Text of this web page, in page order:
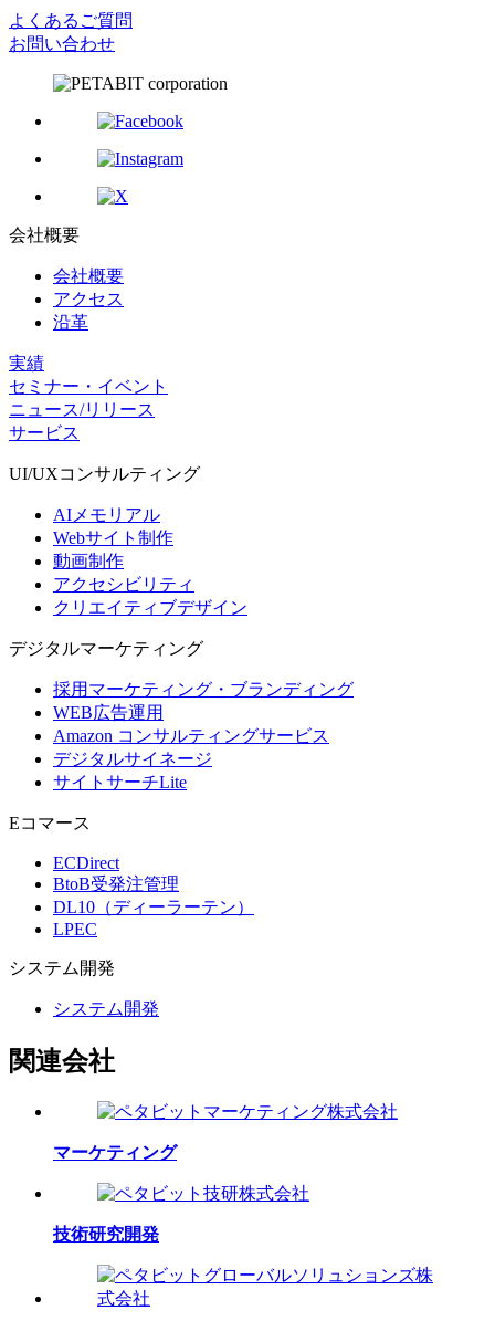
よくあるご質問
お問い合わせ
会社概要
会社概要
アクセス
沿革
実績
セミナー・イベント
ニュース/リリース
サービス
UI/UXコンサルティング
AIメモリアル
Webサイト制作
動画制作
アクセシビリティ
クリエイティブデザイン
デジタルマーケティング
採用マーケティング・ブランディング
WEB広告運用
Amazon コンサルティングサービス
デジタルサイネージ
サイトサーチLite
Eコマース
ECDirect
BtoB受発注管理
DL10（ディーラーテン）
LPEC
システム 開発
システム開発
関連会社
マーケティング
技術研究開発